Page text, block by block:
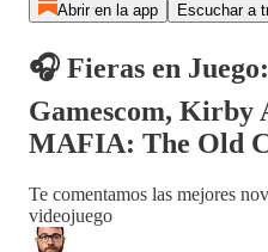
Abrir en la app Escuchar a
🎧 Fieras en
Gamescom, Kirby
MAFIA: The Old
Te comentamos las mejores
videojuego